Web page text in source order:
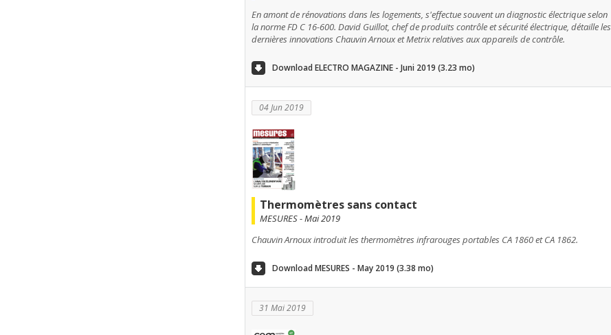
En amont de rénovations dans les logements, s'effectue souvent un diagnostic électrique selon
la norme FD C 16-600. David Guillot, chef de produits contrôle et sécurité électrique, détaille les
dernières innovations Chauvin Arnoux et Metrix relatives aux appareils de contrôle.
Download ELECTRO MAGAZINE - Juni 2019 (3.23 mo)
04 Jun 2019
Thermomètres sans contact
MESURES - Mai 2019
Chauvin Arnoux introduit les thermomètres infrarouges portables CA 1860 et CA 1862.
Download MESURES - May 2019 (3.38 mo)
31 Mai 2019